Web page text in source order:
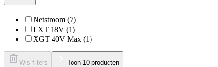
Netstroom (7)
LXT 18V (1)
XGT 40V Max (1)
Wis filters Toon 10 producten